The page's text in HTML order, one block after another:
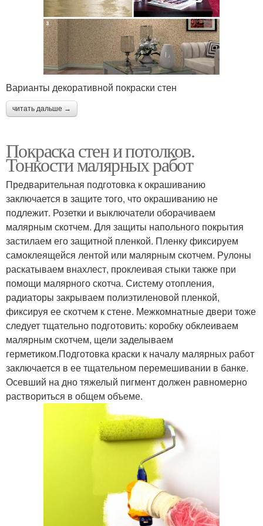
Варианты декоративной покраски стен
читать дальше →
Покраска стен и потолков.
Тонкости малярных работ
Предварительная подготовка к окрашиванию
заключается в защите того, что окрашиванию не
подлежит. Розетки и выключатели оборачиваем
малярным скотчем. Для защиты напольного покрытия
застилаем его защитной пленкой. Пленку фиксируем
самоклеящейся лентой или малярным скотчем. Рулоны
раскатываем внахлест, проклеивая стыки также при
помощи малярного скотча. Систему отопления,
радиаторы закрываем полиэтиленовой пленкой,
фиксируя ее скотчем к стене. Межкомнатные двери тоже
следует тщательно подготовить: коробку обклеиваем
малярным скотчем, щели заделываем
герметиком.Подготовка краски к началу малярных работ
заключается в ее тщательном перемешивании в банке.
Осевший на дно тяжелый пигмент должен равномерно
раствориться в общем объеме.